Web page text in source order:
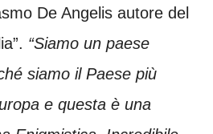
De Angelis autore del
“Siamo un paese
siamo il Paese più
e questa è una